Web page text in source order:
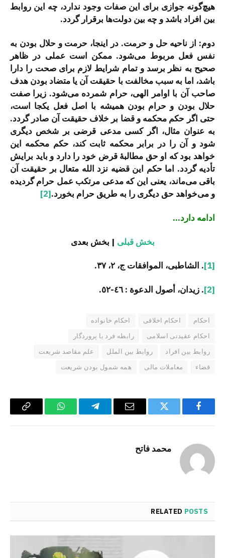
هیچ‌گونه جوازی برای این صفات وجود ندارد، چه این روابط
بین افراد باشد و چه بین دولت‌ها برقرار گردد.
دوم: از ناحیه حل و حرمت. در اینجا، حرمت و حلال بودن به
نفس فعل مربوط می‌شود. ممکن است عملی در ظاهر
صحیح به نظر برسد و تمام شرایط لازم برای صحت را دارا
باشد، اما به سبب مخالفت با حقیقت آن یا متضاد بودن هدف
صاحب آن با اوامر الهی، حرام شمرده می‌شود. زیرا صفت
حلال بودن و حرام بودن همیشه با اصل فعل یکجا است،
حتی اگر حکم محکمه و قضا بر خلاف حقیقت آن صادر گردد.
به عنوان مثال، اگر کسی مدعی قرضی بر شخص دیگری
شود و آن را در برابر محکمه ثابت کند، حکم محکمه این
خواهد بود که او حق مطالبۀ قرض خود را دارد و باید برایش
تأدیه گردد. اما حکم این قضیه نزد الله متعال بر حقیقت آن
باقی می‌ماند، یعنی این که مدعی مرتکب عمل حرام گردیده
و می‌خواهد حق دیگری را به طریق حرام بخورد.[2]
ادامه دارد…
بخش قبلی | بخش بعدی
[1] . الشاطبی، الموافقات ج، ۲، ۳۷.
[2] . زیدان، أصول الدعوة : ٤٦-٥٢.
احکام احکام اخلاقی
احکام خانواده
احکام عقیدتی اسلامی
رابطه فرد با پروردگار
روابط بین افراد
روابط بین الملل
علم مقاصد شریعت
قضاء
معاملات مالی همه شمول بودن شریعت
Facebook
Twitter
Email
Telegram
WhatsApp
Copy
محمد فاتح
RELATED POSTS